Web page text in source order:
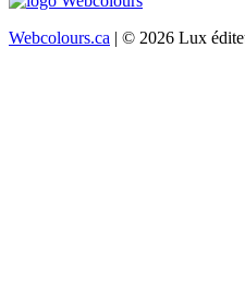
Webcolours.ca | © 2026 Lux